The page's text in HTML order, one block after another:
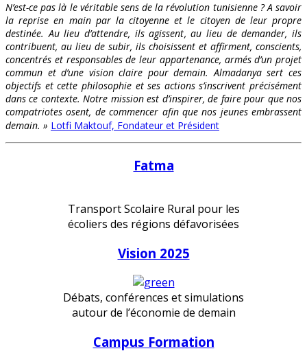
N’est-ce pas là le véritable sens de la révolution tunisienne ? A savoir
la reprise en main par la citoyenne et le citoyen de leur propre
destinée. Au lieu d’attendre, ils agissent, au lieu de demander, ils
contribuent, au lieu de subir, ils choisissent et affirment, conscients,
concentrés et responsables de leur appartenance, armés d’un projet
commun et d’une vision claire pour demain. Almadanya sert ces
objectifs et cette philosophie et ses actions s’inscrivent précisément
dans ce contexte. Notre mission est d’inspirer, de faire pour que nos
compatriotes osent, de commencer afin que nos jeunes embrassent
demain. » Lotfi Maktouf, Fondateur et Président
Fatma
Transport Scolaire Rural pour les
écoliers des régions défavorisées
Vision 2025
Débats, conférences et simulations
autour de l’économie de demain
Campus Formation